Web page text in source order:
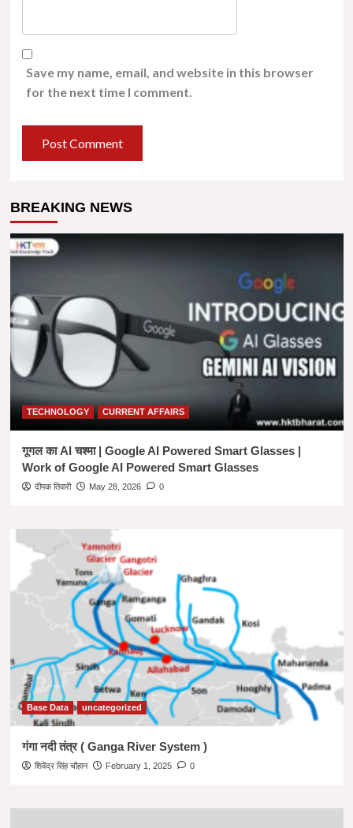
Save my name, email, and website in this browser
for the next time I comment.
BREAKING NEWS
TECHNOLOGY CURRENT AFFAIRS
गूगल का AI चश्मा | Google AI Powered Smart Glasses |
Work of Google AI Powered Smart Glasses
दीपक तिवारी May 28, 2026 0
Base Data uncategorized
गंगा नदी तंत्र ( Ganga River System )
शिवेंद्र सिंह चौहान February 1, 2025 0